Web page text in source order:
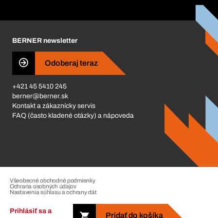
Prihlásiť sa a
Pridať do košíka
Business Conduct
BERNER newsletter
Odoberaj teraz
+421 45 5410 245
berner@berner.sk
Kontakt a zákaznícky servis
FAQ (často kladené otázky) a nápoveda
Všeobecné obchodné podmienky
Ochrana osobných údajov
Nastavenia súhlasu a ochrany dát
Riadenie sťažností